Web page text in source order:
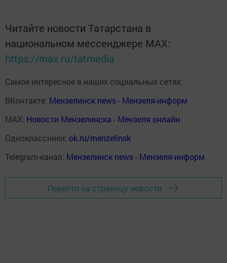
Читайте новости Татарстана в
национальном мессенджере MАХ:
https://max.ru/tatmedia
Самое интересное в наших социальных сетях:
ВКонтакте: Мензелинск news - Мензеля-информ
MAX: Новости Мензелинска - Мензеля онлайн
Одноклассники: ok.ru/menzelinsk
Telegram-канал: Мензелинск news - Мензеля-информ
Перейти на страницу новости